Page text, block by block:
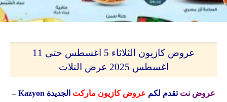
عروض كازيون الثلاثاء 5 اغسطس حتى 11
اغسطس 2025 عرض التلات
عروض نت تقدم لكم عروض كازيون ماركت الجديدة Kazyon
–